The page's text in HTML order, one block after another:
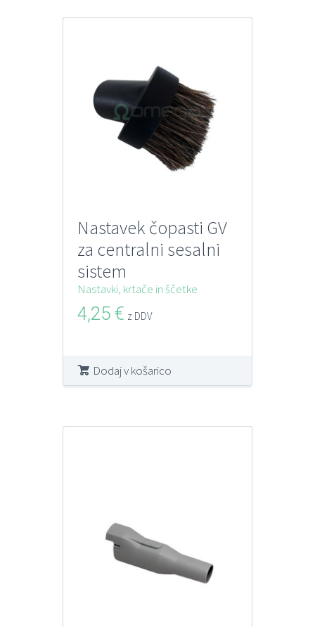
Nastavek čopasti GV
za centralni sesalni
sistem
Nastavki, krtače in ščetke
4,25 € z DDV
Dodaj v košarico